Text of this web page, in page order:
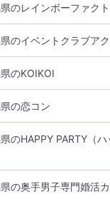
のレインボーファク
のイベントクラブア
のKOIKOI
の恋コン
のHAPPY PARTY（
の奥手男子専門婚活